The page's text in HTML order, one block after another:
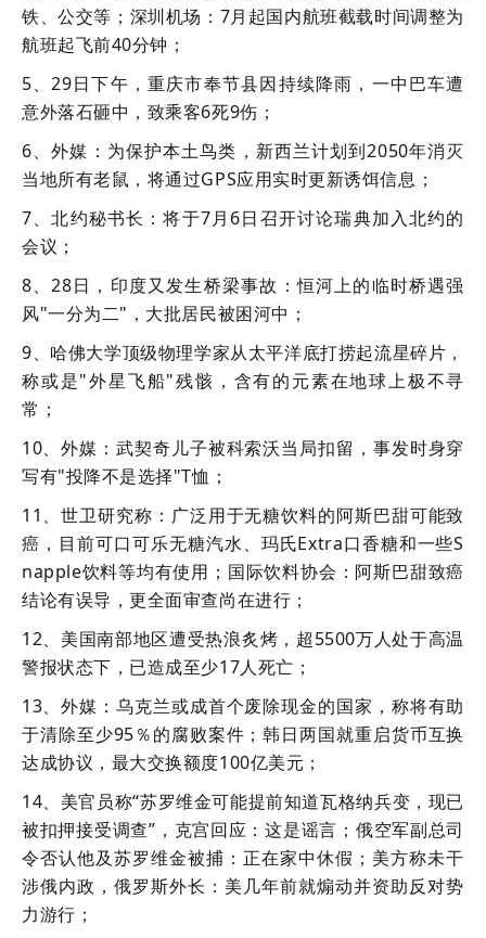
铁、公交等；深圳机场：7月起国内航班截载时间调整为
航班起飞前40分钟；
5、29日下午，重庆市奉节县因持续降雨，一中巴车遭
意外落石砸中，致乘客6死9伤；
6、外媒：为保护本土鸟类，新西兰计划到2050年消灭
当地所有老鼠，将通过GPS应用实时更新诱饵信息；
7、北约秘书长：将于7月6日召开讨论瑞典加入北约的
会议；
8、28日，印度又发生桥梁事故：恒河上的临时桥遇强
风"一分为二"，大批居民被困河中；
9、哈佛大学顶级物理学家从太平洋底打捞起流星碎片，
称或是"外星飞船"残骸，含有的元素在地球上极不寻
常；
10、外媒：武契奇儿子被科索沃当局扣留，事发时身穿
写有"投降不是选择"T恤；
11、世卫研究称：广泛用于无糖饮料的阿斯巴甜可能致
癌，目前可口可乐无糖汽水、玛氏Extra口香糖和一些S
napple饮料等均有使用；国际饮料协会：阿斯巴甜致癌
结论有误导，更全面审查尚在进行；
12、美国南部地区遭受热浪炙烤，超5500万人处于高温
警报状态下，已造成至少17人死亡；
13、外媒：乌克兰或成首个废除现金的国家，称将有助
于清除至少95％的腐败案件；韩日两国就重启货币互换
达成协议，最大交换额度100亿美元；
14、美官员称“苏罗维金可能提前知道瓦格纳兵变，现已
被扣押接受调查”，克宫回应：这是谣言；俄空军副总司
令否认他及苏罗维金被捕：正在家中休假；美方称未干
涉俄内政，俄罗斯外长：美几年前就煽动并资助反对势
力游行；